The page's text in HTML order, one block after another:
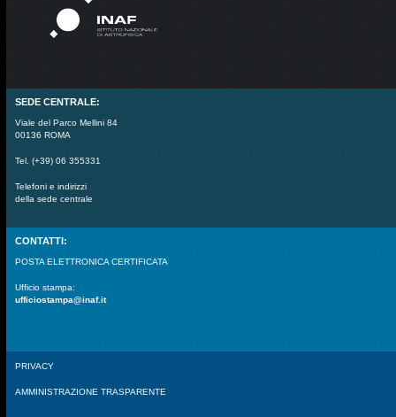
SEDE CENTRALE:
Viale del Parco Mellini 84
00136 ROMA
Tel. (+39) 06 355331
Telefoni e indirizzi
della sede centrale
CONTATTI:
POSTA ELETTRONICA CERTIFICATA
Ufficio stampa:
ufficiostampa@inaf.it
PRIVACY
AMMINISTRAZIONE TRASPARENTE